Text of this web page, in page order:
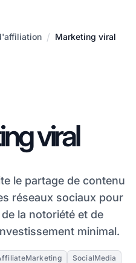
/ Marketing viral
viral
le partage de contenu
réseaux sociaux pour
la notoriété et de
minimal.
SocialMedia